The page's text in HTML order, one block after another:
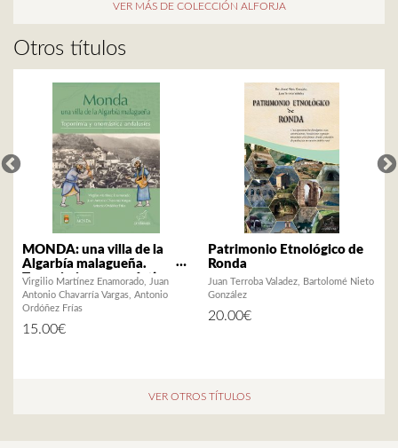
VER MÁS DE COLECCIÓN ALFORJA
Otros títulos
MONDA: una villa de la
Algarbía malagueña.
Toponimia y onomástica
andalusíes
Virgilio Martínez Enamorado Juan
Antonio Chavarría Vargas Antonio
Ordóñez Frías
15.00€
Patrimonio Etnológico de
Ronda
Juan Terroba Valadez
Bartolomé Nieto
González
20.00€
VER OTROS TÍTULOS